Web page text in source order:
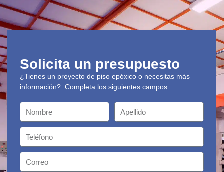
Solicita un presupuesto
¿Tienes un proyecto de piso epóxico o necesitas más
información? Completa los siguientes campos: